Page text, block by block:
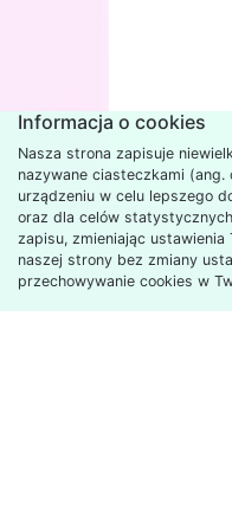
Informacja o cookies
Nasza strona zapisuje
nazywane ciasteczkami (ang.
urządzeniu w celu lepszego
oraz dla celów
zapisu, zmieniając
naszej strony bez zmiany
przechowywanie cookies w